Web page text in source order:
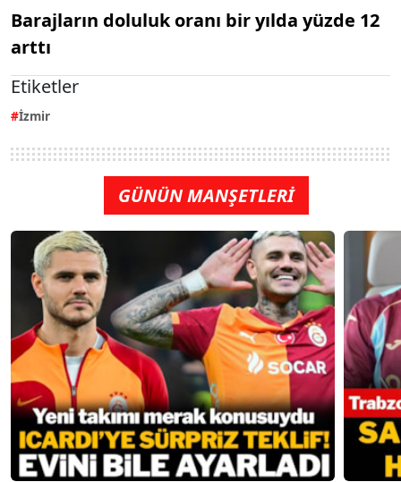
Barajların doluluk oranı bir yılda yüzde 12
arttı
Etiketler
İzmir
GÜNÜN MANŞETLERİ